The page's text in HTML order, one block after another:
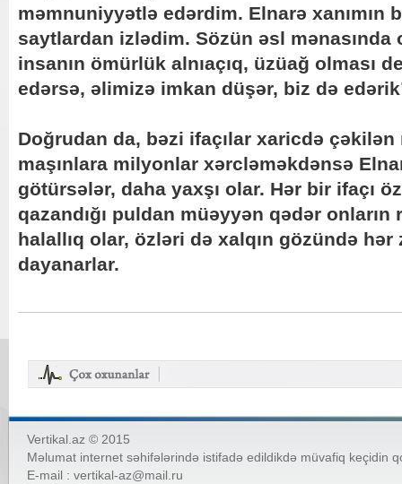
məmnuniyyətlə edərdim. Elnarə xanımın
saytlardan izlədim. Sözün əsl mənasında
insanın ömürlük alnıaçıq, üzüağ olması
edərsə, əlimizə imkan düşər, biz də
Doğrudan da, bəzi ifaçılar xaricdə çəkilən
maşınlara milyonlar xərcləməkdənsə
götürsələr, daha yaxşı olar. Hər bir ifaçı
qazandığı puldan müəyyən qədər onların
halallıq olar, özləri də xalqın gözündə
dayanarlar.
Vertikal.az © 2015
Məlumat internet səhifələrində istifadə edildikdə müvafiq keçidin
E-mail : vertikal-az@mail.ru